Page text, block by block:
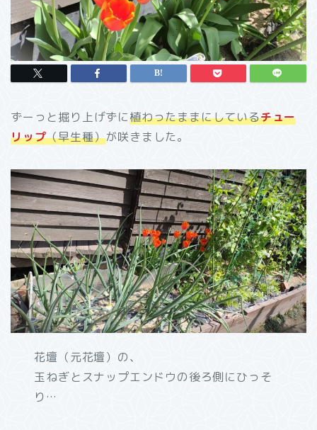
ずーっと掘り上げずに植わったままにしているチュー
リップ（早生種）が咲きました。
花壇（元花壇）の、
玉ねぎとスナップエンドウの後ろ側にひっそ
り…